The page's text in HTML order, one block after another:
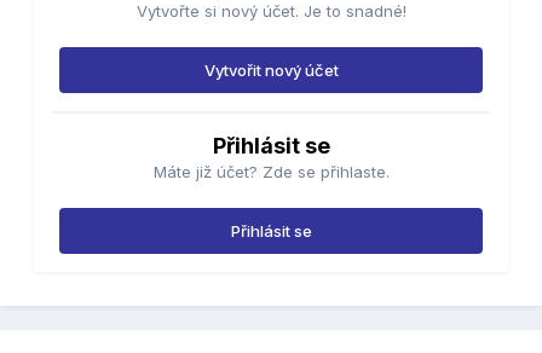
Vytvořte si nový účet. Je to snadné!
Vytvořit nový účet
Přihlásit se
Máte již účet? Zde se přihlaste.
Přihlásit se